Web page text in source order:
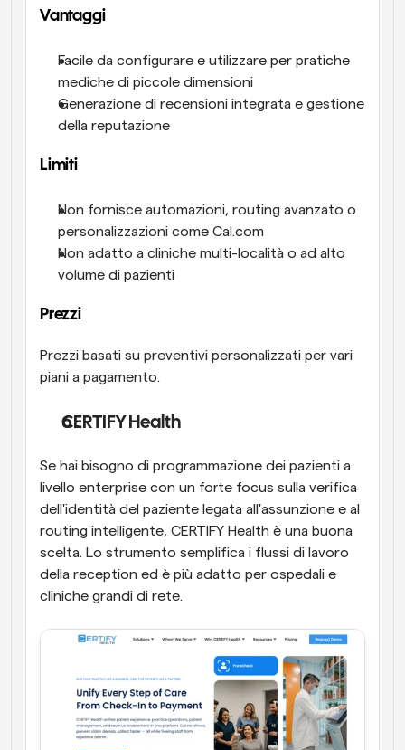
Vantaggi
Facile da configurare e utilizzare per pratiche
mediche di piccole dimensioni
Generazione di recensioni integrata e gestione
della reputazione
Limiti
Non fornisce automazioni, routing avanzato o
personalizzazioni come Cal.com
Non adatto a cliniche multi-località o ad alto
volume di pazienti
Prezzi
Prezzi basati su preventivi personalizzati per vari
piani a pagamento.
CERTIFY Health
Se hai bisogno di programmazione dei pazienti a
livello enterprise con un forte focus sulla verifica
dell'identità del paziente legata all'assunzione e al
routing intelligente, CERTIFY Health è una buona
scelta. Lo strumento semplifica i flussi di lavoro
della reception ed è più adatto per ospedali e
cliniche grandi di rete.